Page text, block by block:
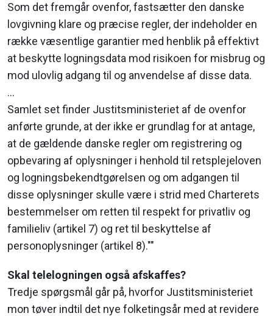
Som det fremgår ovenfor, fastsætter den danske
lovgivning klare og præcise regler, der indeholder en
række væsentlige garantier med henblik på effektivt
at beskytte logningsdata mod risikoen for misbrug og
mod ulovlig adgang til og anvendelse af disse data.
...
Samlet set finder Justitsministeriet af de ovenfor
anførte grunde, at der ikke er grundlag for at antage,
at de gældende danske regler om registrering og
opbevaring af oplysninger i henhold til retsplejeloven
og logningsbekendtgørelsen og om adgangen til
disse oplysninger skulle være i strid med Charterets
bestemmelser om retten til respekt for privatliv og
familieliv (artikel 7) og ret til beskyttelse af
personoplysninger (artikel 8).""
Skal telelogningen også afskaffes?
Tredje spørgsmål går på, hvorfor Justitsministeriet
mon tøver indtil det nye folketingsår med at revidere